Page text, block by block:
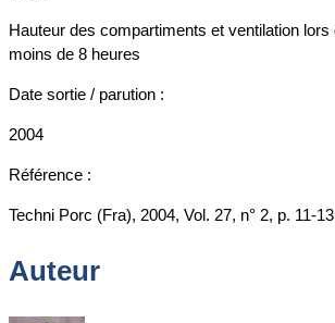
Hauteur des compartiments et ventilation lors
moins de 8 heures
Date sortie / parution :
2004
Référence :
Techni Porc (Fra), 2004, Vol. 27, n° 2, p. 11-13
Auteur